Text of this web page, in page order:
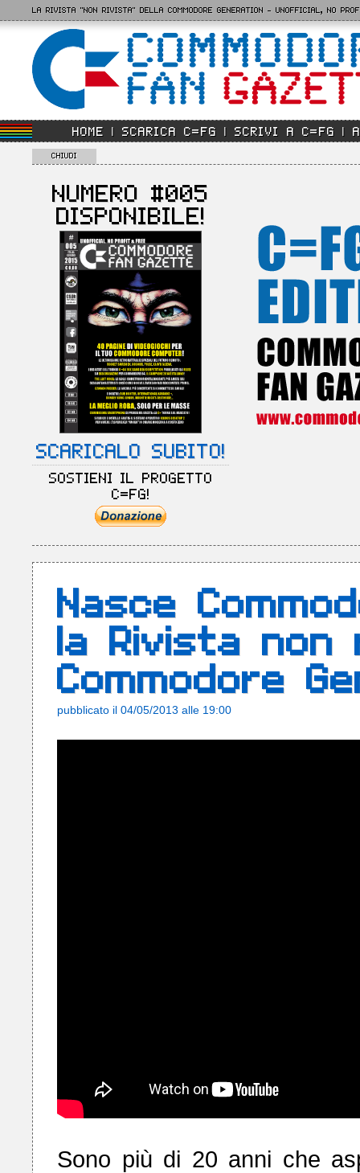
LA RIVISTA "NON RIVISTA" DELLA COMMODORE GENERATION - UNOFFICIAL, NO
HOME SCARICA C=FG SCRIVI A C=FG
CHIUDI
NUMERO #005
DISPONIBILE!
SCARICALO SUBITO!
SOSTIENI IL PROGETTO
C=FG!
Nasce
la Rivista non
Commodore
pubblicato il 04/05/2013 alle 19:00
Sono più di 20 anni che